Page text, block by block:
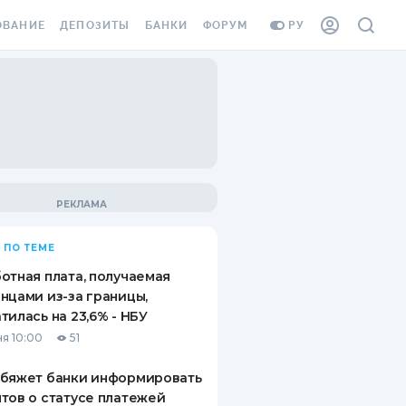
РУ
ВИНЬЕТКА
СОТРУДНИКОВ
ОТ
СЛУЧАЕВ
ДЕПОЗИТЫ
ВОПРОСЫ И ОТВЕТЫ
ПУТЕВОДИТЕЛИ ПО
СБЕРЕЖЕНИЯМ
БАНКИ ФОРУМ
ПО ТЕМЕ
плата, получаемая
из-за границы,
на 23,6% - НБУ
10:00 51
банки информировать
о статусе платежей